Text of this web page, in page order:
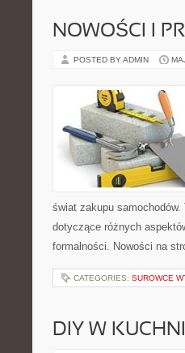
NOWOŚCI I
POSTED BY ADMIN
świat zakupu
dotyczące różnych
formalności. Nowości na
CATEGORIES: SUROWCE
DIY W KUCHNI